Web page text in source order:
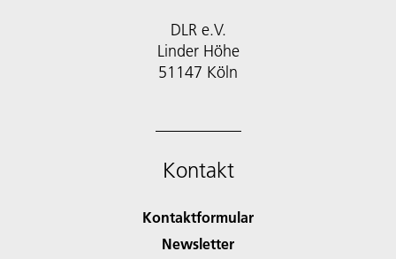
DLR e.V.
Linder Höhe
51147 Köln
Kontakt
Kontaktformular
Newsletter